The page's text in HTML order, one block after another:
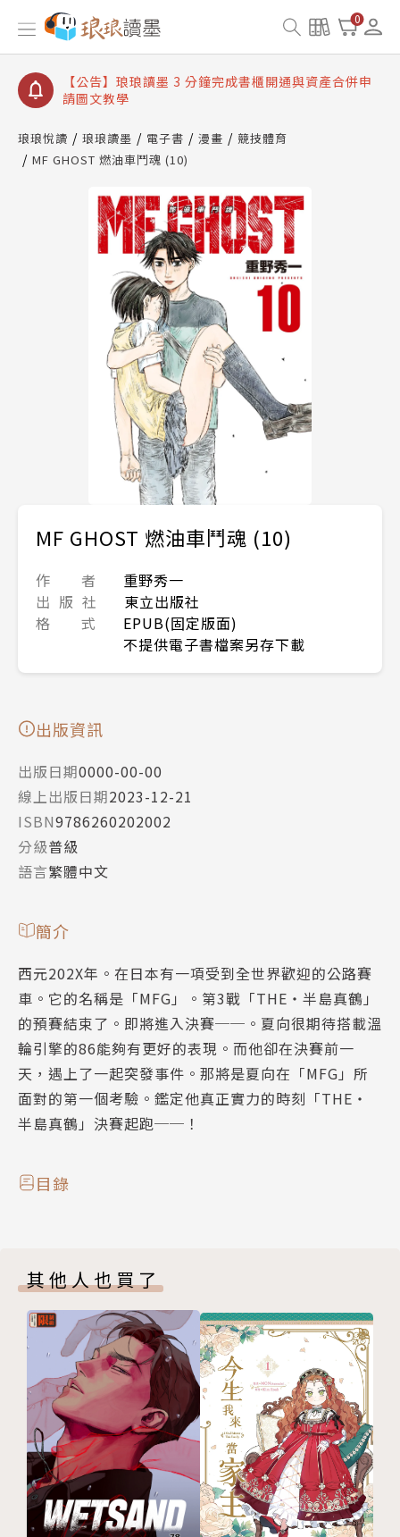
0
【公告】琅琅讀墨數位閱讀資產合併與書櫃開通申請
【公告】琅琅讀墨書櫃開通常見問題
【公告】琅琅讀墨 3 分鐘完成書櫃開通與資產合併申
請圖文教學
查詢
【公告】琅琅讀墨數位閱讀資產合併與書櫃開通申請
琅琅悅讀 琅琅讀墨 電子書 漫畫
競技體育
MF GHOST 燃油車鬥魂 (10)
MF GHOST 燃油車鬥魂 (10)
作 者
重野秀一
出 版 社
東立出版社
格 式
EPUB(固定版面)
不提供電子書檔案另存下載
出版資訊
出版日期0000-00-00
線上出版日期2023-12-21
ISBN9786260202002
分級普級
語言繁體中文
簡介
西元202X年。在日本有一項受到全世界歡迎的公路賽
車。它的名稱是「MFG」。第3戰「THE‧半島真鶴」
的預賽結束了。即將進入決賽──。夏向很期待搭載溫
輪引擎的86能夠有更好的表現。而他卻在決賽前一
天，遇上了一起突發事件。那將是夏向在「MFG」所
面對的第一個考驗。鑑定他真正實力的時刻「THE‧
半島真鶴」決賽起跑──！
目錄
其他人也買了